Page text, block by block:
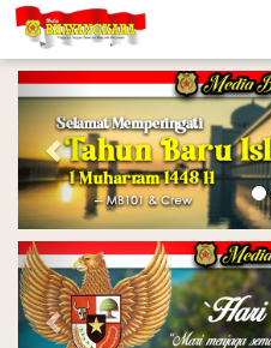
Previous
Previous